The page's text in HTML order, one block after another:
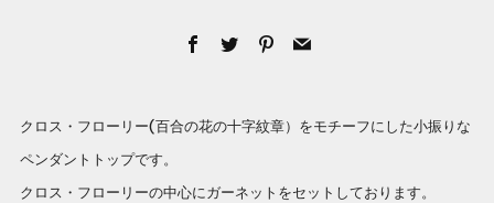
Facebook
TwitterPinterest
Email
クロス・フローリー(百合の花の十字紋章）をモチーフにした小振りな
ペンダントトップです。
クロス・フローリーの中心にガーネットをセットしております。